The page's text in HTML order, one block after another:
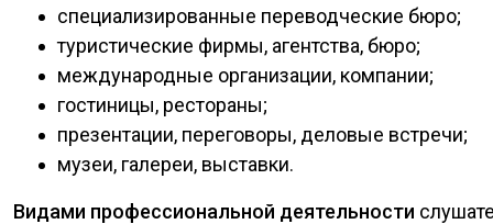
специализированные переводческие бюро;
туристические фирмы, агентства, бюро;
международные организации, компании;
гостиницы, рестораны;
презентации, переговоры, деловые встречи;
музеи, галереи, выставки.
Видами профессиональной деятельности